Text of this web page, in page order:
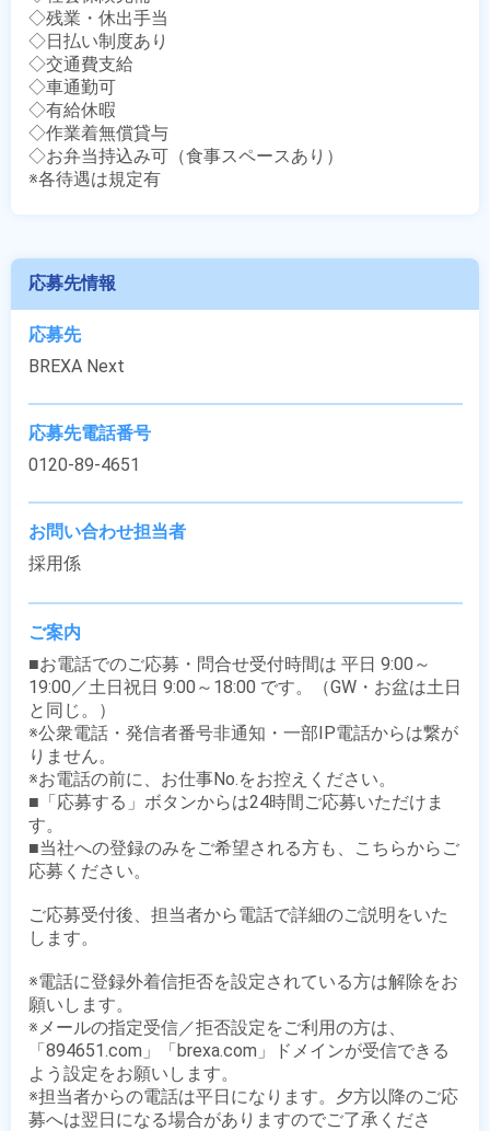
◇残業・休出手当
◇日払い制度あり
◇交通費支給
◇車通勤可
◇有給休暇
◇作業着無償貸与
◇お弁当持込み可（食事スペースあり）
※各待遇は規定有
応募先情報
応募先
BREXA Next
応募先電話番号
0120-89-4651
お問い合わせ担当者
採用係
ご案内
■お電話でのご応募・問合せ受付時間は 平日 9:00～
19:00／土日祝日 9:00～18:00 です。（GW・お盆は土日
と同じ。）
※公衆電話・発信者番号非通知・一部IP電話からは繋が
りません。
※お電話の前に、お仕事No.をお控えください。
■「応募する」ボタンからは24時間ご応募いただけま
す。
■当社への登録のみをご希望される方も、こちらからご
応募ください。
ご応募受付後、担当者から電話で詳細のご説明をいた
します。
※電話に登録外着信拒否を設定されている方は解除をお
願いします。
※メールの指定受信／拒否設定をご利用の方は、
「894651.com」「brexa.com」ドメインが受信できる
よう設定をお願いします。
※担当者からの電話は平日になります。夕方以降のご応
募へは翌日になる場合がありますのでご了承くださ